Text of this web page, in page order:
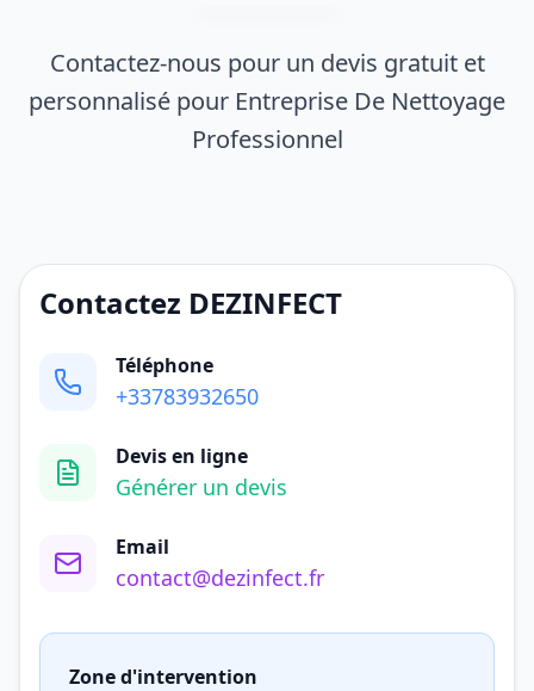
Contactez-nous pour un devis gratuit et
personnalisé pour Entreprise De Nettoyage
Professionnel
Contactez DEZINFECT
Téléphone
+33783932650
Devis en ligne
Générer un devis
Email
contact@dezinfect.fr
Zone d'intervention